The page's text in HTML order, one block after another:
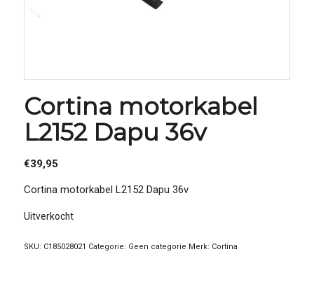
Cortina motorkabel
L2152 Dapu 36v
€39,95
Cortina motorkabel L2152 Dapu 36v
Uitverkocht
SKU: C185028021 Categorie: Geen categorie Merk: Cortina